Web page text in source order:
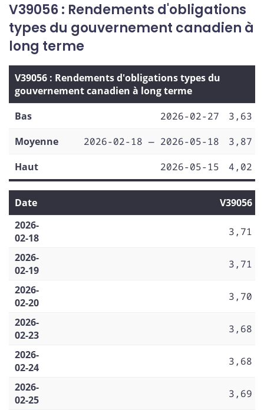
V39056 : Rendements d'obligations
types du gouvernement canadien à
long terme
V39056 : Rendements d'obligations types du
gouvernement canadien à long terme
Bas
2026-02-27
3,63
Moyenne
2026-02-18 — 2026-05-18
3,87
Haut
2026-05-15 4,02
Date
V39056
2026-
02-18
3,71
2026-
02-19
3,71
2026-
02-20
3,70
2026-
02-23
3,68
2026-
02-24
3,68
2026-
02-25
3,69